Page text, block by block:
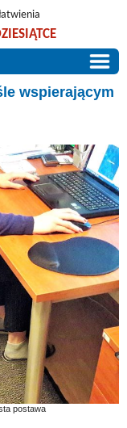
wspierającym
postawa